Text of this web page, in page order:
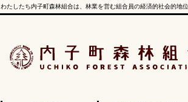
わたしたち内子町森林組合は、林業を営む組合員の経済的社会的地